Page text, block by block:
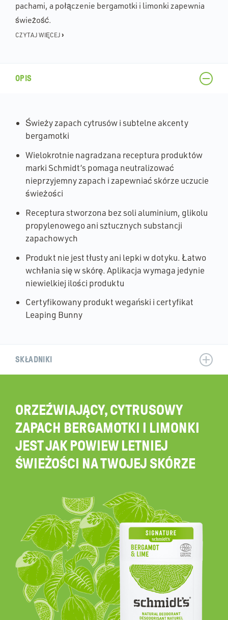
pachami, a połączenie bergamotki i limonki zapewnia
świeżość.
CZYTAJ WIĘCEJ ›
OPIS
Świeży zapach cytrusów i subtelne akcenty
bergamotki
Wielokrotnie nagradzana receptura produktów
marki Schmidt’s pomaga neutralizować
nieprzyjemny zapach i zapewniać skórze uczucie
świeżości
Receptura stworzona bez soli aluminium, glikolu
propylenowego ani sztucznych substancji
zapachowych
Produkt nie jest tłusty ani lepki w dotyku. Łatwo
wchłania się w skórę. Aplikacja wymaga jedynie
niewielkiej ilości produktu
Certyfikowany produkt wegański i certyfikat
Leaping Bunny
SKŁADNIKI
ORZEŹWIAJĄCY, CYTRUSOWY
ZAPACH BERGAMOTKI I LIMONKI
JEST JAK POWIEW LETNIEJ
ŚWIEŻOŚCI NA TWOJEJ SKÓRZE